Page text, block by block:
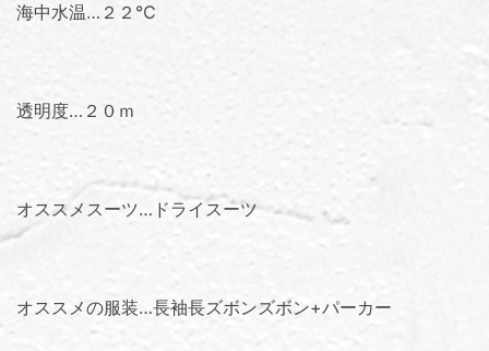
海中水温…２２℃
透明度…２０ｍ
オススメスーツ…ドライスーツ
オススメの服装…長袖長ズボンズボン+パーカー